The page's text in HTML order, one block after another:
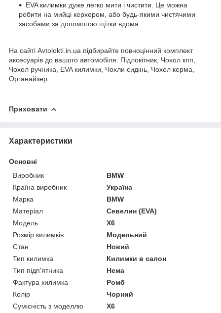
EVA килимки дуже легко мити і чистити. Це можна
робити на мийці керхером, або будь-якими чистячими
засобами за допомогою щітки вдома.
На сайті Avtolokti.in.ua підбирайте повноцінний комплект
аксесуарів до вашого автомобіля: Підлокітник, Чохол кпп,
Чохол ручника, EVA килимки, Чохли сидінь, Чохол керма,
Органайзер.
Приховати
Характеристики
Основні
Виробник
BMW
Країна виробник
Україна
Марка
BMW
Матеріал
Севелин (EVA)
Модель
X6
Розмір килимків
Модельний
Стан
Новий
Тип килимка
Килимки в салон
Тип підп'ятника
Нема
Фактура килимка
Ромб
Колір
Чорний
Сумісність з моделлю
X6